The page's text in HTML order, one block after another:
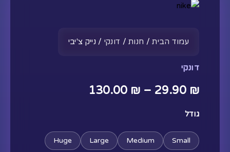
עמוד הבית/ חנות/ דונקי / נייק צ'יבי
דונקי
29.90 ₪
–
130.00 ₪
גודל
Small
Medium
Large
Huge
כמות
צ'יבי